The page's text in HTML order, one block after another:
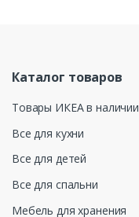
Каталог товаров
Товары ИКЕА в наличии
Все для кухни
Все для детей
Все для спальни
Мебель для хранения